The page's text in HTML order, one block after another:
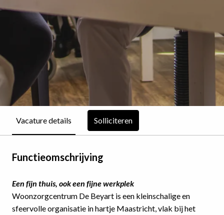
Vacature details Solliciteren
Functieomschrijving
Een fijn thuis, ook een fijne werkplek
Woonzorgcentrum De Beyart is een kleinschalige en
sfeervolle organisatie in hartje Maastricht, vlak bij het